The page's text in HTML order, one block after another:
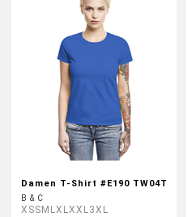
Damen T-Shirt #E190 TW04T
B & C
XSSM L XL XXL 3XL